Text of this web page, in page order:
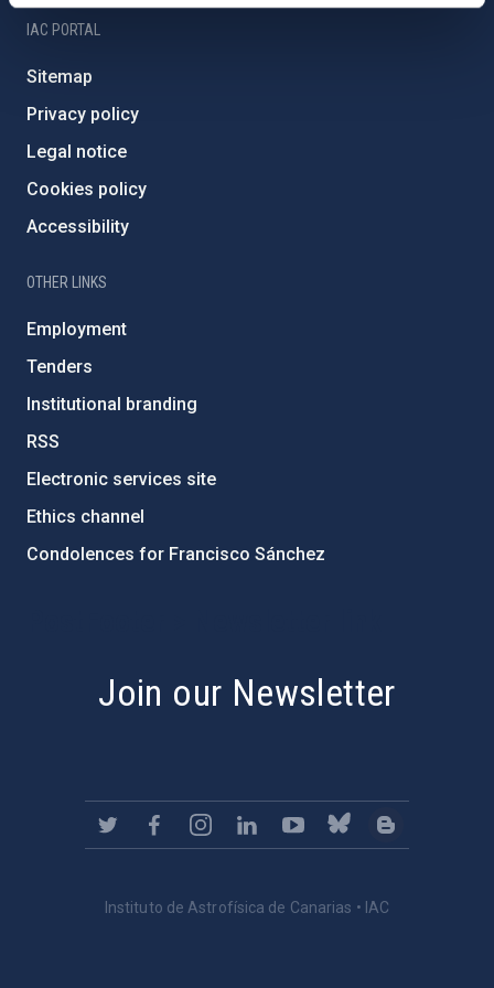
IAC PORTAL
Sitemap
Privacy policy
Legal notice
Cookies policy
Accessibility
OTHER LINKS
Employment
Tenders
Institutional branding
RSS
Electronic services site
Ethics channel
Condolences for Francisco Sánchez
Join our Newsletter
Instituto de Astrofísica de Canarias • IAC